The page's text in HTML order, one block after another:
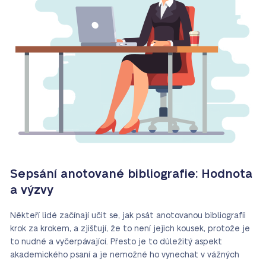
Sepsání anotované bibliografie: Hodnota
a výzvy
Někteří lidé začínají učit se, jak psát anotovanou bibliografii
krok za krokem, a zjišťují, že to není jejich kousek, protože je
to nudné a vyčerpávající. Přesto je to důležitý aspekt
akademického psaní a je nemožné ho vynechat v vážných